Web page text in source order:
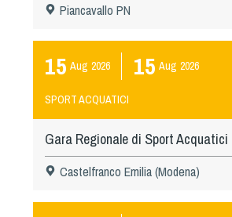
Piancavallo PN
15 Aug 2026 15 Aug 2026
SPORT ACQUATICI
Gara Regionale di Sport Acquatici
Castelfranco Emilia (Modena)